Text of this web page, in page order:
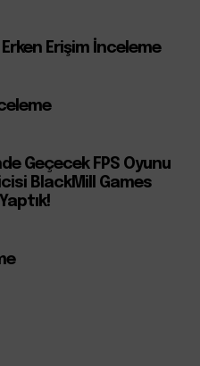
Erişim İnceleme
Geçecek FPS Oyunu
BlackMill Games